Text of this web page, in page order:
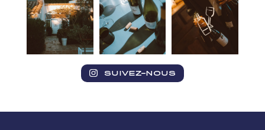
SUIVEZ-NOUS